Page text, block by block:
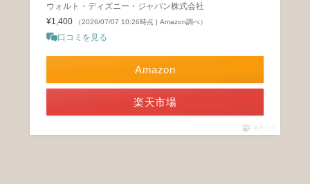
ウォルト・ディズニー・ジャパン株式会社
¥1,400
（2026/07/07 10:26時点 | Amazon調べ）
口コミを見る
Amazon
楽天市場
ポチップ